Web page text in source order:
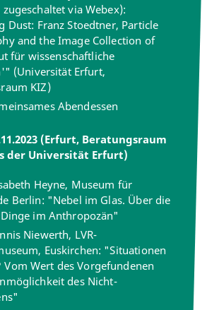
via Webex):
Dust: Franz Stoedtner, Particle
and the Image Collection of
für wissenschaftliche
(Universität Erfurt,
KIZ)
Abendessen
(Erfurt, Beratungsraum
der Universität Erfurt)
Heyne, Museum für
Berlin: "Nebel im Glas. Über die
im Anthropozän"
Niewerth, LVR-
Euskirchen: "Situationen
Vom Wert des Vorgefundenen
des Nicht-